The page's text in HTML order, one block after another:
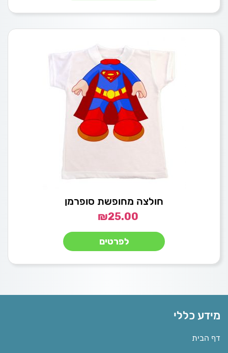
חולצה מחופשת סופרמן
₪25.00
לפרטים
מידע כללי
דף הבית